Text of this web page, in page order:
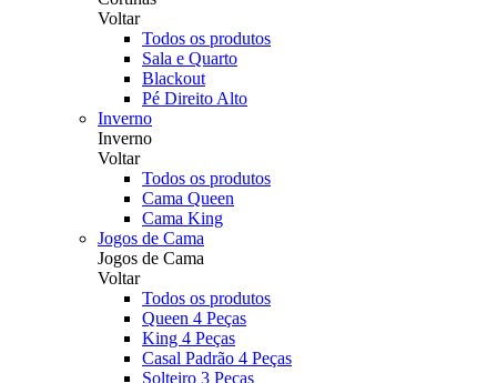
Voltar
Todos os produtos
Sala e Quarto
Blackout
Pé Direito Alto
Inverno
Inverno
Voltar
Todos os produtos
Cama Queen
Cama King
Jogos de Cama
Jogos de Cama
Voltar
Todos os produtos
Queen 4 Peças
King 4 Peças
Casal Padrão 4 Peças
Solteiro 3 Peças